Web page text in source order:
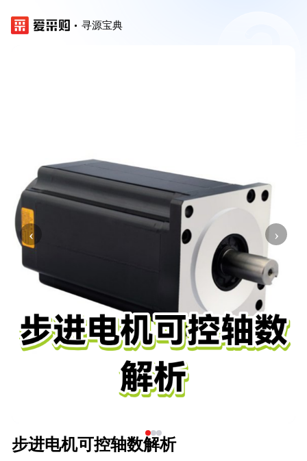
寻源宝典
‹ ›
步进电机可控轴数解析